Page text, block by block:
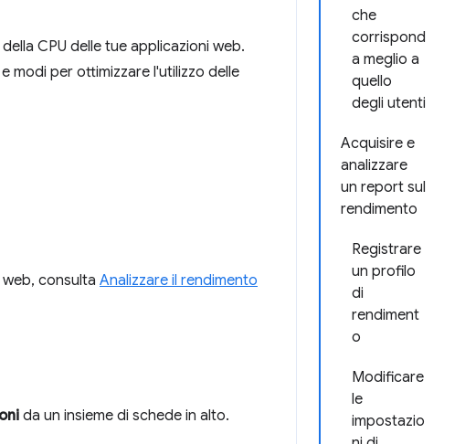
che
corrispond
a meglio a
quello
degli utenti
Acquisire e
analizzare
un report sul
rendimento
Registrare
un profilo
di
rendiment
o
Modificare
le
impostazio
CPU delle tue applicazioni web.
modi per ottimizzare l'utilizzo delle
consulta Analizzare il rendimento
da un insieme di schede in alto.